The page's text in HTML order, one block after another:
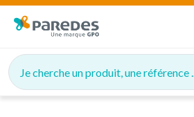
Je cherche un produit, une référence ...